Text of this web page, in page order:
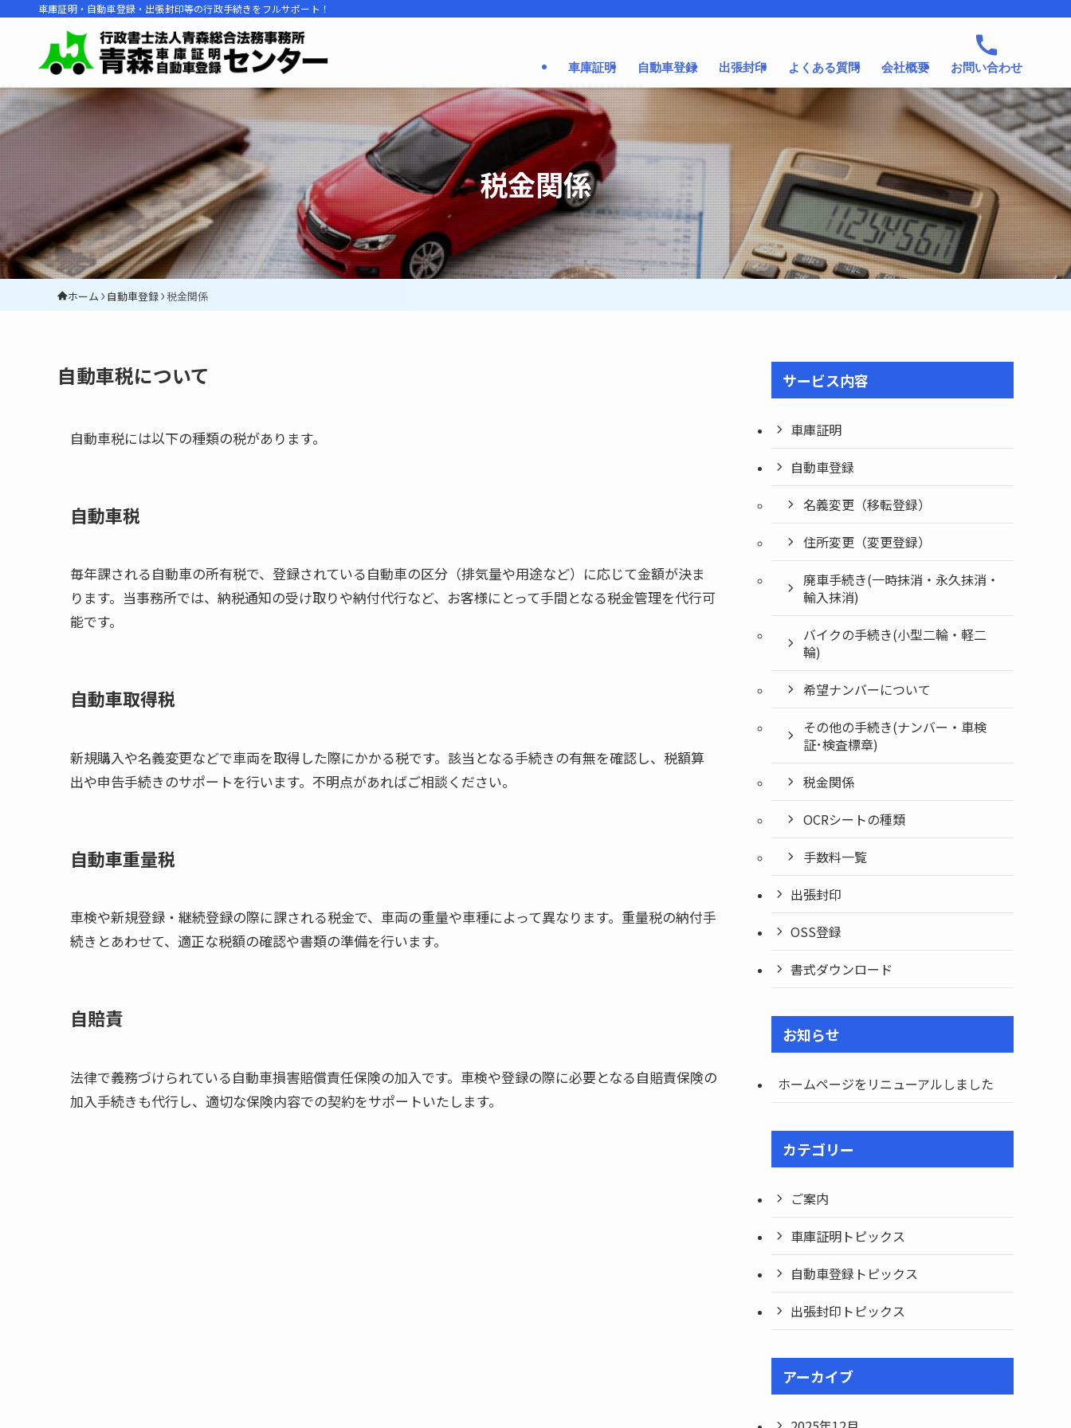
車庫証明・自動車登録・出張封印等の行政手続きをフルサポート！
車庫証明 自動車登録 出張封印 よくある質問 会社概要 お問い合わせ
税金関係
ホーム 自動車登録 税金関係
自動車税について
自動車税には以下の種類の税があります。
自動車税
毎年課される自動車の所有税で、登録されている自動車の区分（排気量や用途など）に応じて金額が決ま
ります。当事務所では、納税通知の受け取りや納付代行など、お客様にとって手間となる税金管理を代行可
能です。
自動車取得税
新規購入や名義変更などで車両を取得した際にかかる税です。該当となる手続きの有無を確認し、税額算
出や申告手続きのサポートを行います。不明点があればご相談ください。
自動車重量税
車検や新規登録・継続登録の際に課される税金で、車両の重量や車種によって異なります。重量税の納付手
続きとあわせて、適正な税額の確認や書類の準備を行います。
自賠責
法律で義務づけられている自動車損害賠償責任保険の加入です。車検や登録の際に必要となる自賠責保険の
加入手続きも代行し、適切な保険内容での契約をサポートいたします。
サービス内容
車庫証明
自動車登録
名義変更（移転登録）
住所変更（変更登録）
廃車手続き(一時抹消・永久抹消・
輸入抹消)
バイクの手続き(小型二輪・軽二
輪)
希望ナンバーについて
その他の手続き(ナンバー・車検
証･検査標章)
税金関係
OCRシートの種類
手数料一覧
出張封印
OSS登録
書式ダウンロード
お知らせ
ホームページをリニューアルしました
カテゴリー
ご案内
車庫証明トピックス
自動車登録トピックス
出張封印トピックス
アーカイブ